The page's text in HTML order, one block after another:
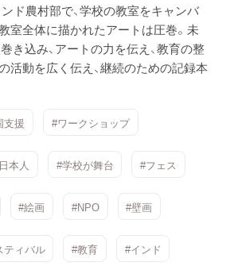
ド農村部で、学校の教室をキャンバ
室全体に描かれたアートは圧巻。未
き込み、アートの力を伝え、教育の整
活動を広く伝え、継続のための記録本
支援 #ワークショップ
本人 #学校が舞台 #フェス
#絵画 #NPO #壁画
ティバル #教育 #インド